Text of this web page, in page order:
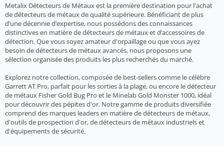
Metalix Détecteurs de Métaux est la première destination pour l'achat
de détecteurs de métaux de qualité supérieure. Bénéficiant de plus
d’une décennie d’expertise, nous possédons des connaissances
distinctives en matière de détecteurs de métaux et d’accessoires de
détection. Que vous soyez amateur d'orpaillage ou que vous ayez
besoin de détecteurs de métaux avancés, nous proposons une
sélection organisée des produits les plus recherchés du marché.
Explorez notre collection, composée de best-sellers comme le célèbre
Garrett AT Pro, parfait pour les sorties à la plage, ou encore le détecteur
de métaux Fisher Gold Bug Pro et le Minelab Gold Monster 1000, idéal
pour découvrir des pépites d'or. Notre gamme de produits diversifiée
comprend des marques leaders en matière de détecteurs de métaux,
d'outils de prospection d'or, de détecteurs de métaux industriels et
d'équipements de sécurité.